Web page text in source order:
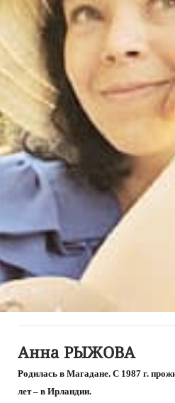
Анна РЫЖОВА
Родилась в Магадане. С 1987 г.
лет – в Ирландии.